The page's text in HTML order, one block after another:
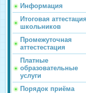
Информация
Итоговая аттестация
школьников
Промежуточная
аттестестация
Платные
образовательные
услуги
Порядок приёма